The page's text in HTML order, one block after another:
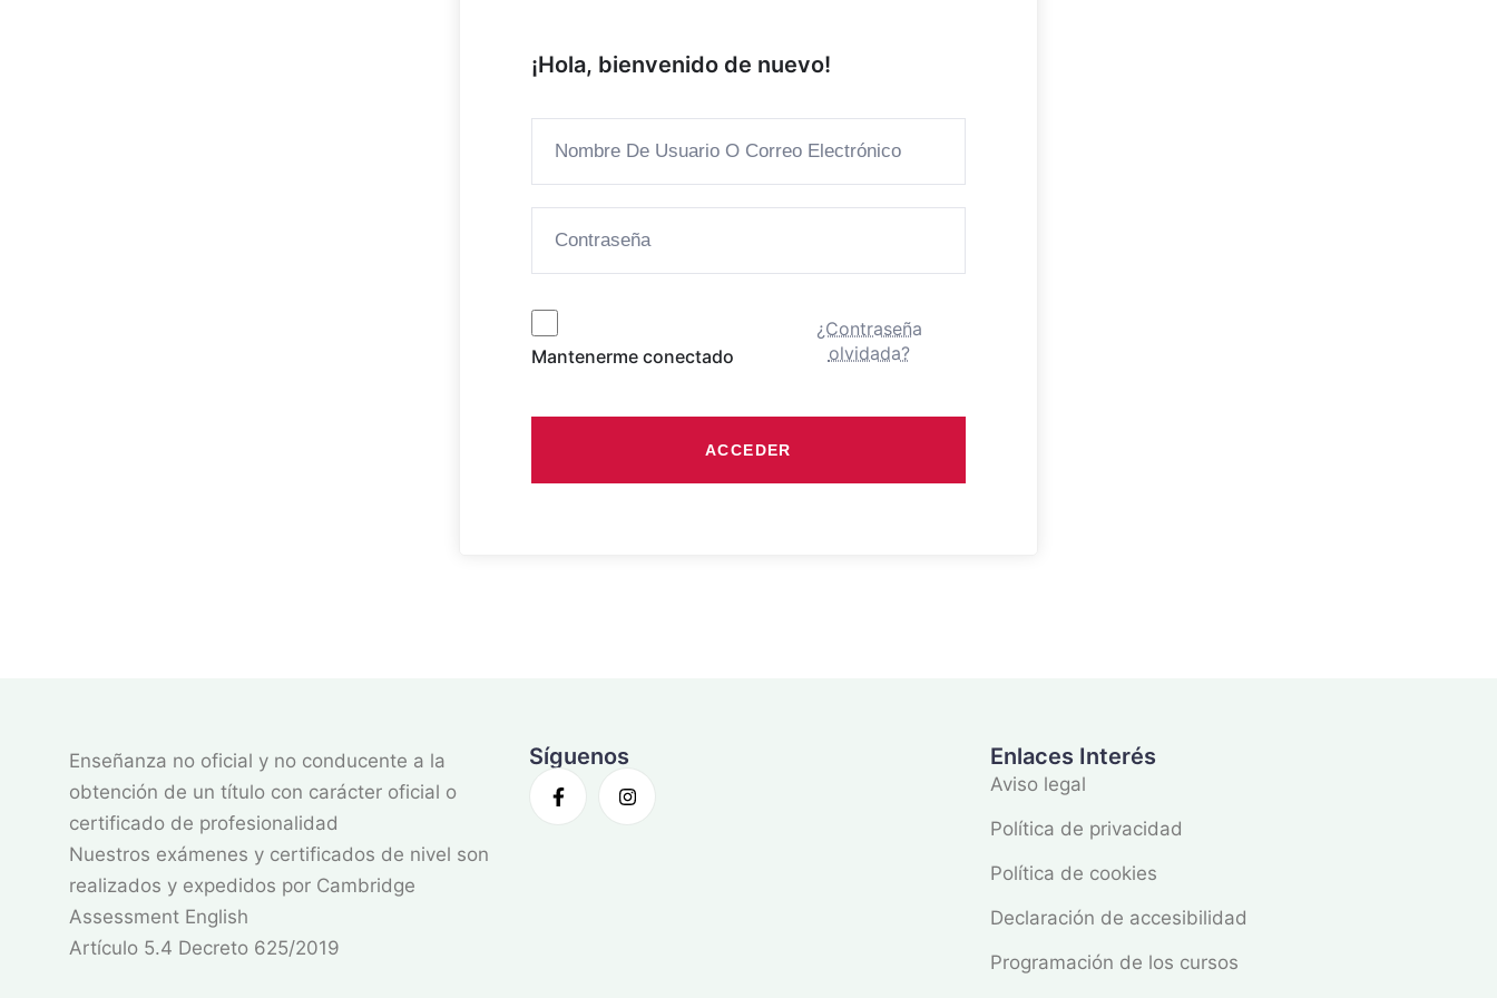
¡Hola, bienvenido de nuevo!
Mantenerme conectado
¿Contraseña
olvidada?
ACCEDER
Enseñanza no oficial y no conducente a la
obtención de un título con carácter oficial o
certificado de profesionalidad
Nuestros exámenes y certificados de nivel son
realizados y expedidos por Cambridge
Assessment English
Artículo 5.4 Decreto 625/2019
Síguenos Enlaces Interés
Aviso legal
Política de privacidad
Política de cookies
Declaración de accesibilidad
Programación de los cursos